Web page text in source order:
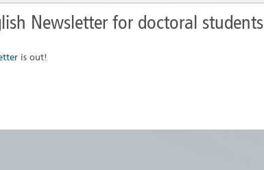
Newsletter for doctoral students
is out!